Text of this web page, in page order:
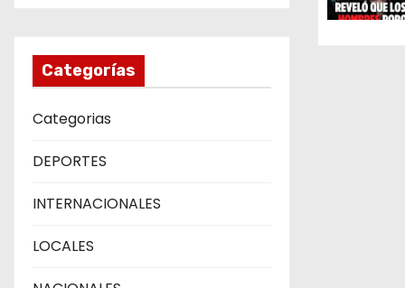
Categorías
Categorias
DEPORTES
INTERNACIONALES
LOCALES
e